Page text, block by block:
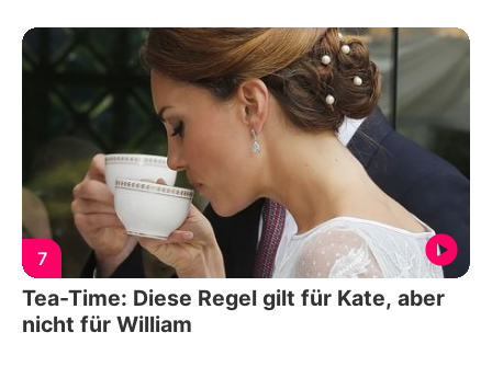
7
Tea-Time: Diese Regel gilt für Kate, aber
nicht für William